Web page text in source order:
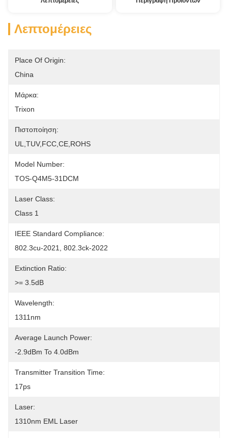
Λεπτομέρειες
Place Of Origin:
China
Μάρκα:
Trixon
Πιστοποίηση:
UL,TUV,FCC,CE,ROHS
Model Number:
TOS-Q4M5-31DCM
Laser Class:
Class 1
IEEE Standard Compliance:
802.3cu-2021, 802.3ck-2022
Extinction Ratio:
>= 3.5dB
Wavelength:
1311nm
Average Launch Power:
-2.9dBm To 4.0dBm
Transmitter Transition Time:
17ps
Laser:
1310nm EML Laser